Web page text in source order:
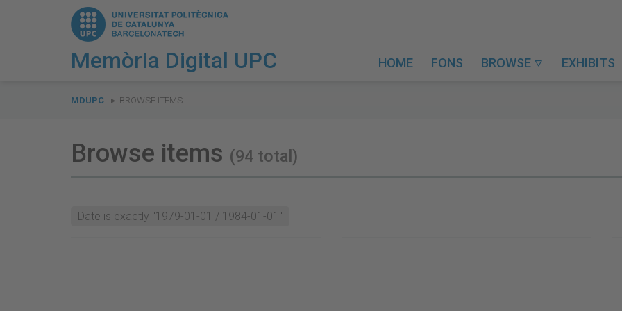
Memòria Digital UPC HOME FONS BROWSE  EXHIBITS
are
MDUPC BROWSE ITEMS
Browse items (94 total)
Date is exactly "1979-01-01 / 1984-01-01"